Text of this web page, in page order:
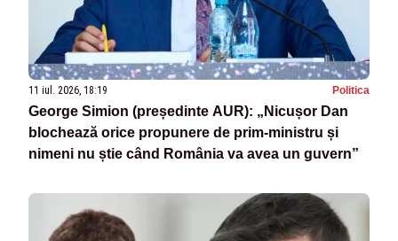
11 iul. 2026, 18:19 Politica
George Simion (președinte AUR): „Nicușor Dan
blochează orice propunere de prim-ministru și
nimeni nu știe când România va avea un guvern”